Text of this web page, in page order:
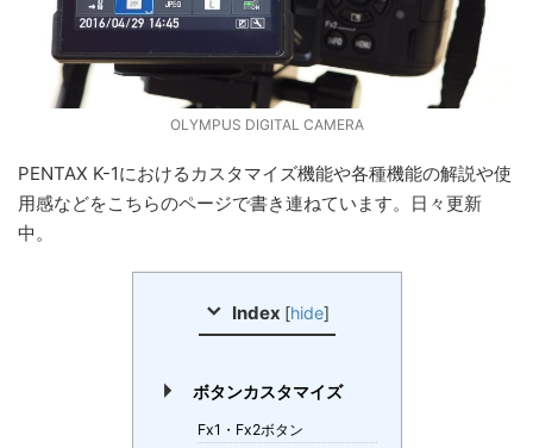
OLYMPUS DIGITAL CAMERA
PENTAX K-1におけるカスタマイズ機能や各種機能の解説や使
用感などをこちらのページで書き連ねています。日々更新
中。
Index [hide]
ボタンカスタマイズ
Fx1・Fx2ボタン